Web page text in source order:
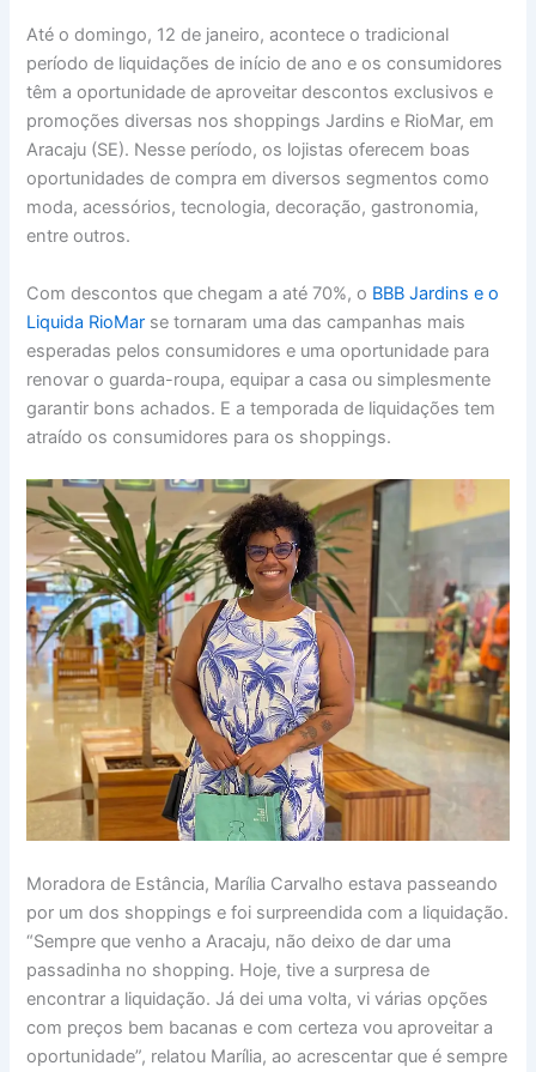
Até o domingo, 12 de janeiro, acontece o tradicional
período de liquidações de início de ano e os consumidores
têm a oportunidade de aproveitar descontos exclusivos e
promoções diversas nos shoppings Jardins e RioMar, em
Aracaju (SE). Nesse período, os lojistas oferecem boas
oportunidades de compra em diversos segmentos como
moda, acessórios, tecnologia, decoração, gastronomia,
entre outros.
Com descontos que chegam a até 70%, o BBB Jardins e o
Liquida RioMar se tornaram uma das campanhas mais
esperadas pelos consumidores e uma oportunidade para
renovar o guarda-roupa, equipar a casa ou simplesmente
garantir bons achados. E a temporada de liquidações tem
atraído os consumidores para os shoppings.
Moradora de Estância, Marília Carvalho estava passeando
por um dos shoppings e foi surpreendida com a liquidação.
“Sempre que venho a Aracaju, não deixo de dar uma
passadinha no shopping. Hoje, tive a surpresa de
encontrar a liquidação. Já dei uma volta, vi várias opções
com preços bem bacanas e com certeza vou aproveitar a
oportunidade”, relatou Marília, ao acrescentar que é sempre